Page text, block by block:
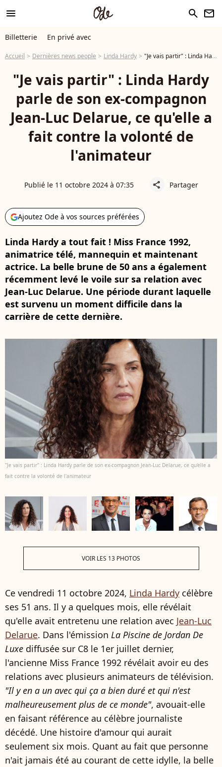
menu search newsletter
Billetterie En privé avec
Accueil Dernières news people Linda Hardy "Je vais partir" : Linda Hardy parle de son ex-compagnon Jean-Luc Delarue, ce qu'elle a fait contre la volonté de l'animateur
"Je vais partir" : Linda Hardy
parle de son ex-compagnon
Jean-Luc Delarue, ce qu'elle a
fait contre la volonté de
l'animateur
Publié le 11 octobre 2024 à 07:35 share Partager
Ajoutez Ode à vos sources préférées
Linda Hardy a tout fait ! Miss France 1992,
animatrice télé, mannequin et maintenant
actrice. La belle brune de 50 ans a également
récemment levé le voile sur sa relation avec
Jean-Luc Delarue. Une période durant laquelle
est survenu un moment difficile dans la
carrière de cette dernière.
"Je vais partir" : Linda Hardy parle de son ex-compagnon Jean-Luc Delarue, ce qu'elle a
fait contre la volonté de l'animateur
VOIR LES 13 PHOTOS
Ce vendredi 11 octobre 2024, Linda Hardy célèbre
ses 51 ans. Il y a quelques mois, elle révélait
qu'elle avait entretenu une relation avec Jean-Luc
Delarue. Dans l'émission La Piscine de Jordan De
Luxe diffusée sur C8 le 1er juillet dernier,
l'ancienne Miss France 1992 révélait avoir eu des
relations avec plusieurs animateurs de télévision.
"Il y en a un avec qui ça a bien duré et qui n'est
malheureusement plus de ce monde", avouait-elle
en faisant référence au célèbre journaliste
décédé. Une histoire d'amour qui aurait
seulement six mois. Quant au fait que personne
n'ait jamais été au courant de cette idylle, la belle